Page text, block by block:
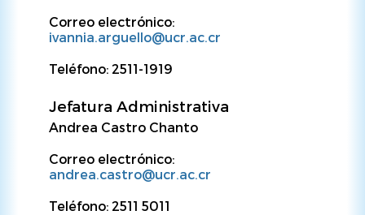
Correo electrónico:
ivannia.arguello@ucr.ac.cr
Teléfono: 2511-1919
Jefatura Administrativa
Andrea Castro Chanto
Correo electrónico:
andrea.castro@ucr.ac.cr
Teléfono: 2511 5011